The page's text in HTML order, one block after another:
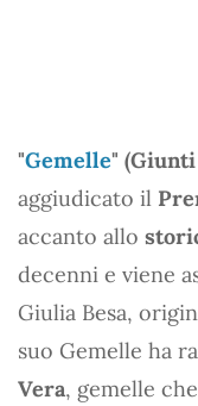
"Gemelle"
aggiudicato il
accanto allo
decenni e viene
Giulia Besa,
suo Gemelle ha
Vera, gemelle